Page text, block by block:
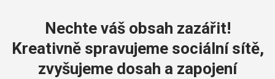
Nechte váš obsah zazářit!
Kreativně spravujeme sociální sítě,
zvyšujeme dosah a zapojení